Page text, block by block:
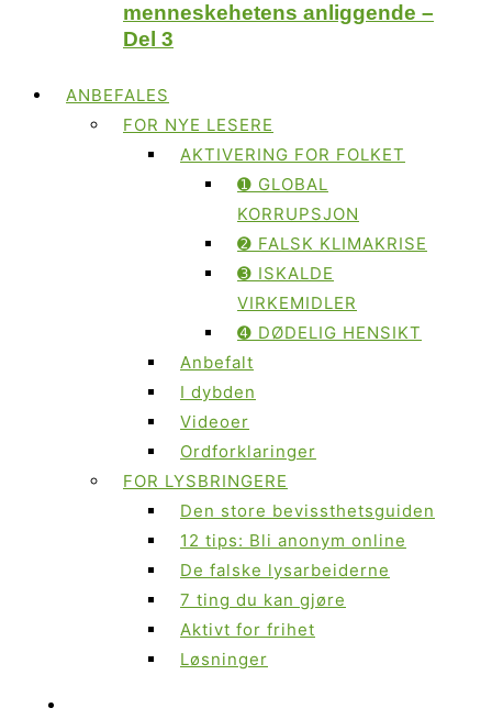
menneskehetens anliggende –
Del 3
ANBEFALES
FOR NYE LESERE
AKTIVERING FOR FOLKET
➊ GLOBAL
KORRUPSJON
➋ FALSK KLIMAKRISE
➌ ISKALDE
VIRKEMIDLER
➍ DØDELIG HENSIKT
Anbefalt
I dybden
Videoer
Ordforklaringer
FOR LYSBRINGERE
Den store bevissthetsguiden
12 tips: Bli anonym online
De falske lysarbeiderne
7 ting du kan gjøre
Aktivt for frihet
Løsninger